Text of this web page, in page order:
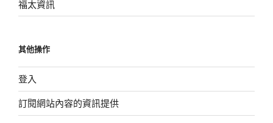
福太資訊
其他操作
登入
訂閱網站內容的資訊提供